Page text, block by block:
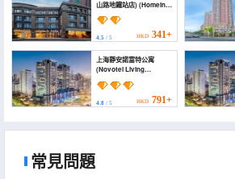
山路地鐵站店) (Homeinn
· neo (Shanghai
Sichuan Road Baoshan
Road Subway Station))
4.5 / 5 HKD 341+
上海靜安諾富特公寓
(Novotel Living
4.8 / 5 HKD 791+
常見問題